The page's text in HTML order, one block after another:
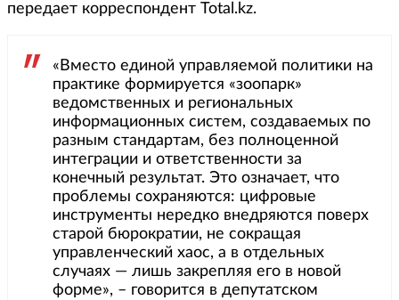
передает корреспондент Total.kz.
«Вместо единой управляемой политики на
практике формируется «зоопарк»
ведомственных и региональных
информационных систем, создаваемых по
разным стандартам, без полноценной
интеграции и ответственности за
конечный результат. Это означает, что
проблемы сохраняются: цифровые
инструменты нередко внедряются поверх
старой бюрократии, не сокращая
управленческий хаос, а в отдельных
случаях — лишь закрепляя его в новой
форме», – говорится в депутатском